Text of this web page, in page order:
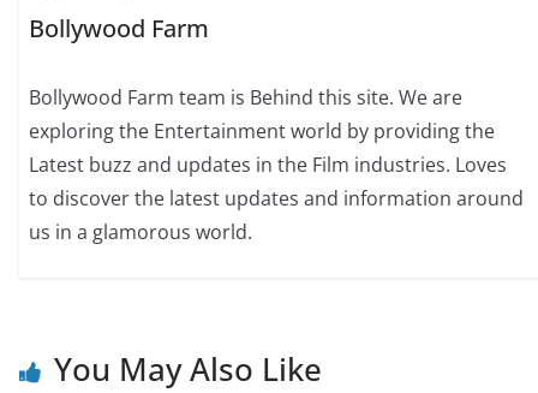
Bollywood Farm
Bollywood Farm team is Behind this site. We are
exploring the Entertainment world by providing the
Latest buzz and updates in the Film industries. Loves
to discover the latest updates and information around
us in a glamorous world.
You May Also Like